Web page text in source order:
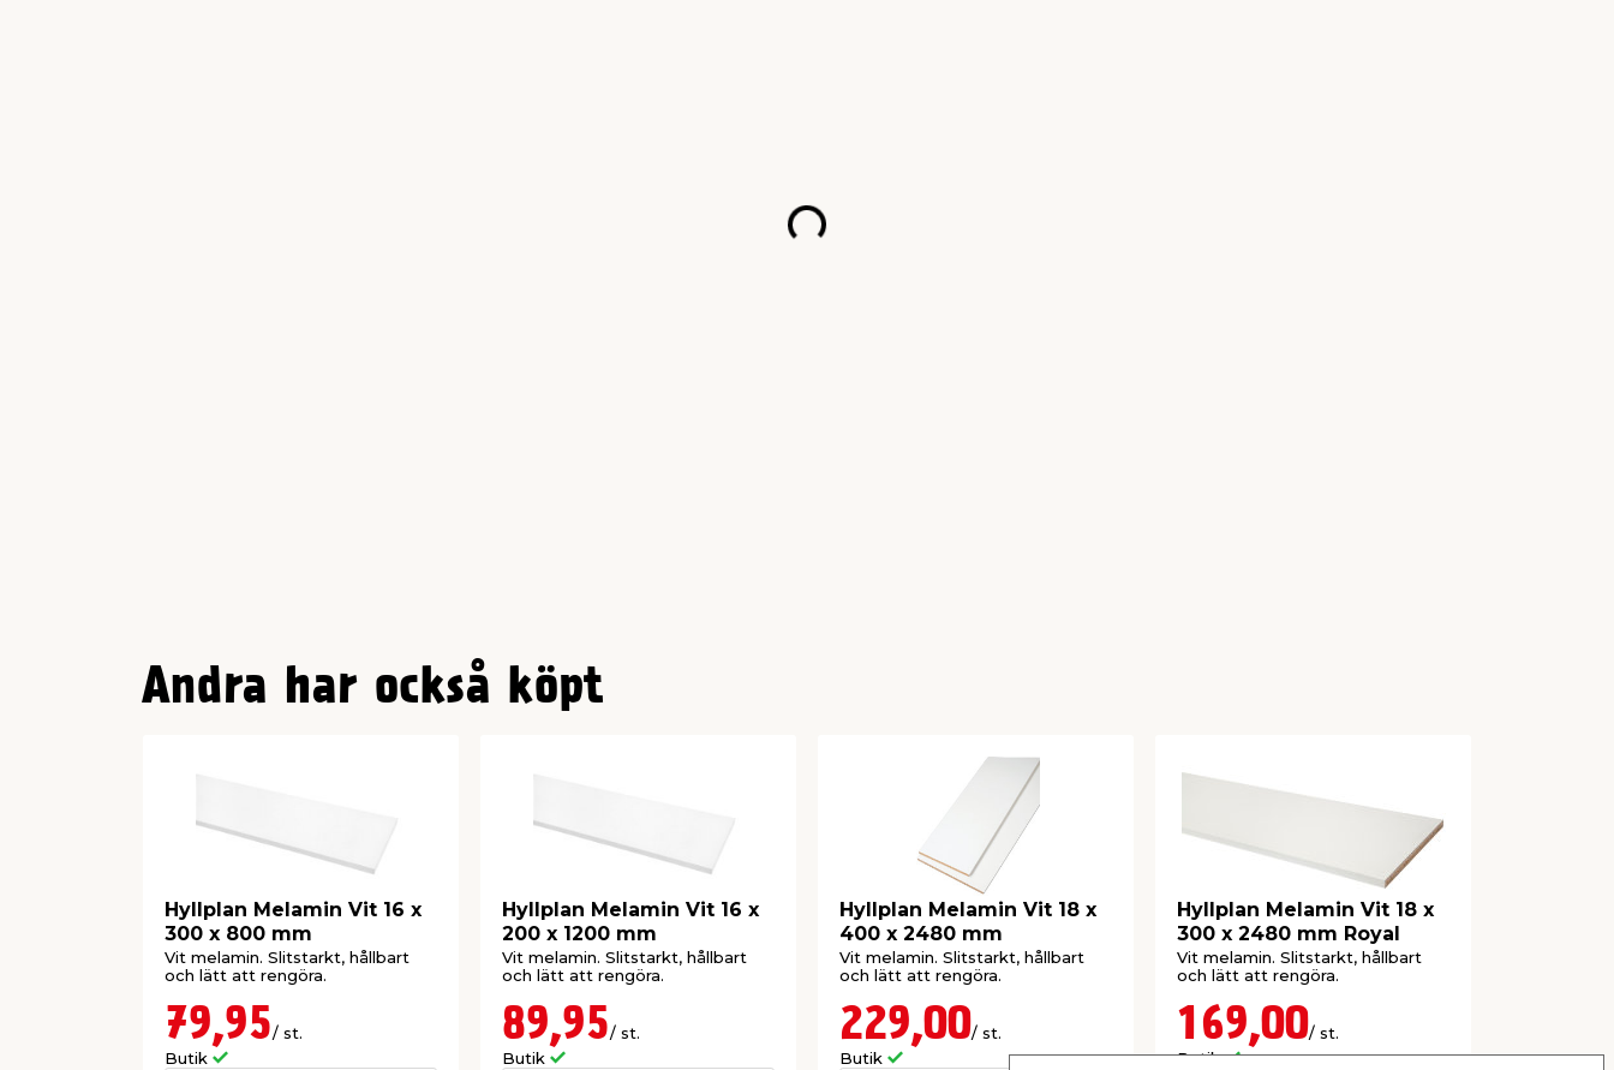
Andra har också köpt
Hyllplan Melamin Vit 16 x
300 x 800 mm
Vit melamin. Slitstarkt, hållbart
och lätt att rengöra.
79,95/ st.
Butik
Hyllplan Melamin Vit 16 x
200 x 1200 mm
Vit melamin. Slitstarkt, hållbart
och lätt att rengöra.
89,95/ st.
Butik
Hyllplan Melamin Vit 18 x
400 x 2480 mm
Vit melamin. Slitstarkt, hållbart
och lätt att rengöra.
229,00/ st.
Butik
Hyllplan Melamin Vit 18 x
300 x 2480 mm Royal
Vit melamin. Slitstarkt, hållbart
och lätt att rengöra.
169,00/ st.
Butik
Butik